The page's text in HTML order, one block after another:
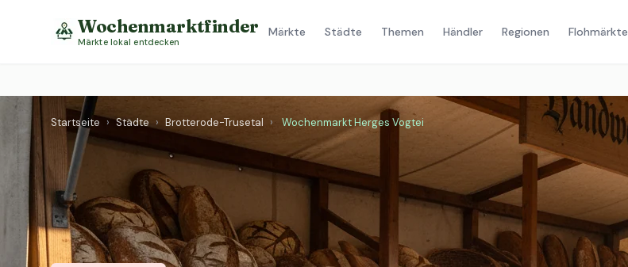
Wochenmarktfinder
Märkte lokal entdecken
Märkte Städte Themen Händler Regionen Flohmärkte
Startseite › Städte › Brotterode-Trusetal › Wochenmarkt Herges Vogtei